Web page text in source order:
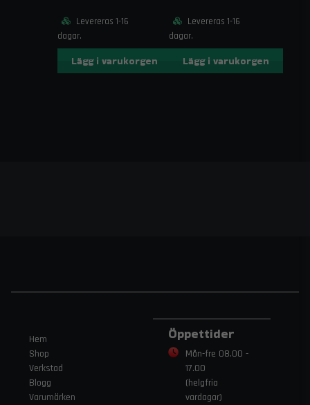
Levereras 1-16
dagar.
Lägg i varukorgen
Levereras 1-16
dagar.
Lägg i varukorgen
Hem
Shop
Verkstad
Blogg
Varumärken
Öppettider
Mån-fre 08.00 -
17.00
(helgfria
vardagar)